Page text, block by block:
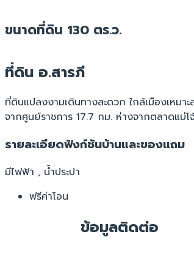
ขนาดที่ดิน 130 ตร.ว.
ที่ดิน อ.สารภี
ที่ดินแปลงงามเดินทางสะดวก ใกล้เมืองเหมา
จากศูนย์ราชการ 17.7 กม. ห่างจากตลาดแม่
รายละเอียดฟังก์ชันบ้านและของแถม
มีไฟฟ้า , น้ำประปา
ฟรีค่าโอน
ข้อมูลติดต่อ